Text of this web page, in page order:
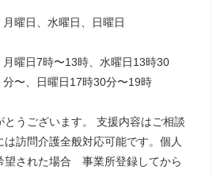
月曜日、水曜日、日曜日
月曜日7時〜13時、水曜日13時30
分〜、日曜日17時30分〜19時
とうございます。 支援内容はご相談
は訪問介護全般対応可能です。個人
望された場合 事業所登録してから